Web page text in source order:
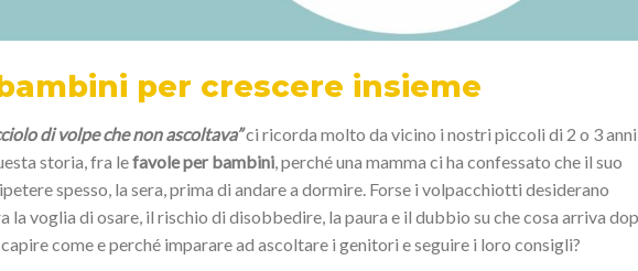
per crescere insieme
di volpe che non ascoltava”ci ricorda molto da vicino i nostri piccoli di 2 o 3
storia, fra lefavole per bambini, perché una mamma ci ha confessato che il suo
spesso, la sera, prima di andare a dormire. Forse i volpacchiotti desiderano
la voglia di osare, il rischio di disobbedire, la paura e il dubbio su che cosa arriva
come e perché imparare ad ascoltare i genitori e seguire i loro consigli?